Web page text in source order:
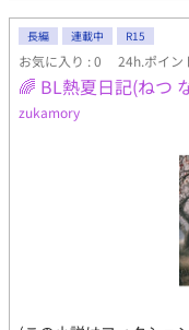
長編 連載中 R15
お気に入り : 0 24h.ポイン
🌈 BL熱夏日記(ねつ
zukamory